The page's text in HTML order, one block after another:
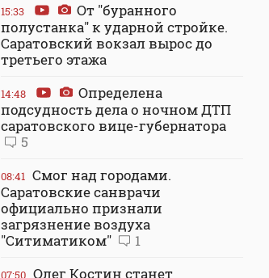
15:33
От "буранного
полустанка" к ударной стройке.
Саратовский вокзал вырос до
третьего этажа
14:48
Определена
подсудность дела о ночном ДТП
саратовского вице-губернатора
5
08:41 Смог над городами.
Саратовские санврачи
официально признали
загрязнение воздуха
"Ситиматиком"
1
07:50 Олег Костин станет